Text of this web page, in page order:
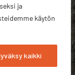
ja
käytön
kaikki
yritykselle:Velhovisio